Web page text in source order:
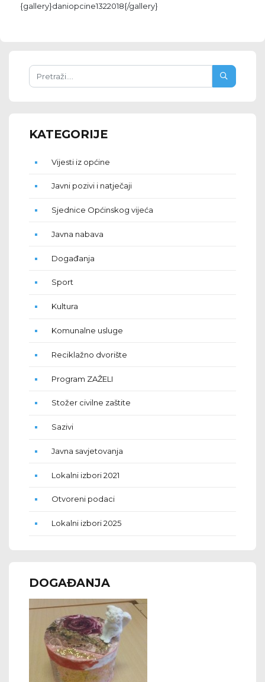
{gallery}daniopcine1322018{/gallery}
KATEGORIJE
Vijesti iz općine
Javni pozivi i natječaji
Sjednice Općinskog vijeća
Javna nabava
Događanja
Sport
Kultura
Komunalne usluge
Reciklažno dvorište
Program ZAŽELI
Stožer civilne zaštite
Sazivi
Javna savjetovanja
Lokalni izbori 2021
Otvoreni podaci
Lokalni izbori 2025
DOGAĐANJA